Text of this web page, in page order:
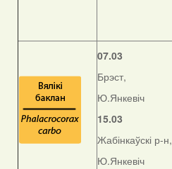
07.03
Брэст,
Ю.Янкевіч
15.03
Жабінкаўскі р-н,
Ю.Янкевіч